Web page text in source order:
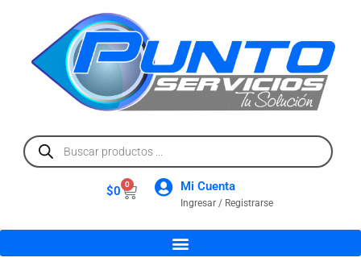
$0 0 Mi Cuenta
Ingresar / Registrarse